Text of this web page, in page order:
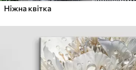
Ніжна квітка